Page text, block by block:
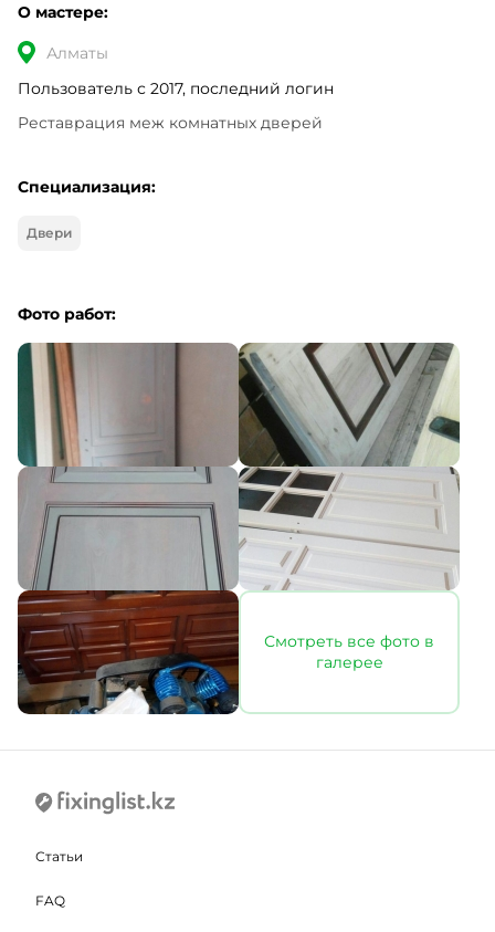
О мастере:
Алматы
Пользователь с 2017, последний логин
Реставрация меж комнатных дверей
Специализация:
Двери
Фото работ:
Смотреть все фото в
галерее
Статьи
FAQ